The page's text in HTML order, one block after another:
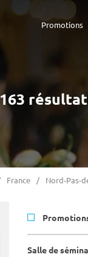
Promotions
163
France Nord-Pas-
Salle de